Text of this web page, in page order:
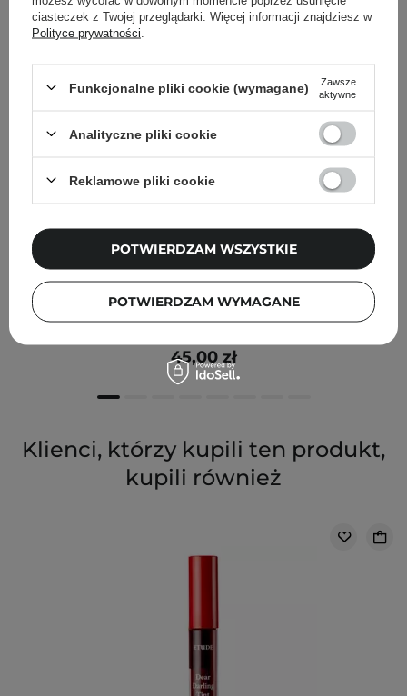
GOSH - Eyedentity - Paleta Cieni do Powiek - 005 Be
Hopeful - 6g
45,00 zł
Klienci, którzy kupili ten produkt,
kupili również
ciasteczek z Twojej przeglądarki. Więcej informacji znajdziesz w
Polityce prywatności
Funkcjonalne pliki cookie (wymagane)
Zawsze
aktywne
Analityczne pliki cookie
Reklamowe pliki cookie
POTWIERDZAM WYMAGANE
POTWIERDZAM WSZYSTKIE